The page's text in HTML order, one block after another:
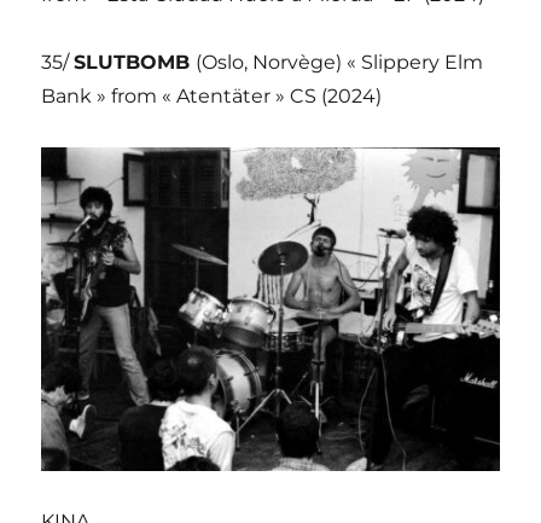
35/SLUTBOMB (Oslo, Norvège) « Slippery Elm
Bank » from « Atentäter » CS (2024)